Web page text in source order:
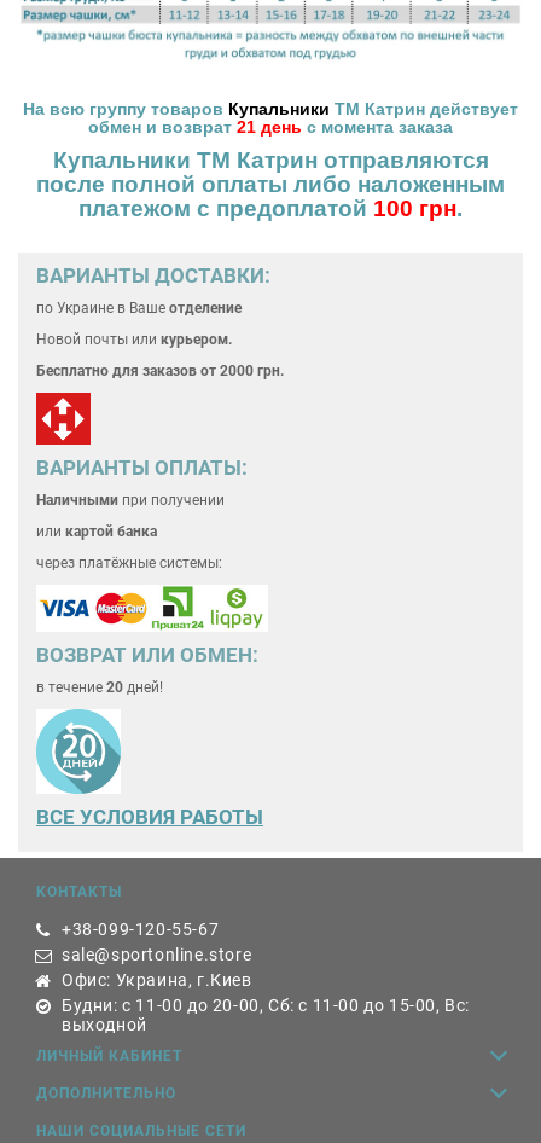
На всю группу товаров Купальники ТМ Катрин действует
обмен и возврат 21 день с момента заказа
Купальники ТМ Катрин отправляются
после полной оплаты либо наложенным
платежом с предоплатой 100 грн.
ВАРИАНТЫ ДОСТАВКИ:
по Украине в Ваше отделение
Новой почты или курьером.
Бесплатно для заказов от 2000 грн.
ВАРИАНТЫ ОПЛАТЫ:
Наличными при получении
или картой банка
через платёжные системы:
ВОЗВРАТ ИЛИ ОБМЕН:
в течение 20 дней!
ВСЕ УСЛОВИЯ РАБОТЫ
КОНТАКТЫ
+38-099-120-55-67
sale@sportonline.store
Офис: Украина, г.Киев
Будни: с 11-00 до 20-00, Сб: с 11-00 до 15-00, Вс:
выходной
ЛИЧНЫЙ КАБИНЕТ
ДОПОЛНИТЕЛЬНО
НАШИ СОЦИАЛЬНЫЕ СЕТИ